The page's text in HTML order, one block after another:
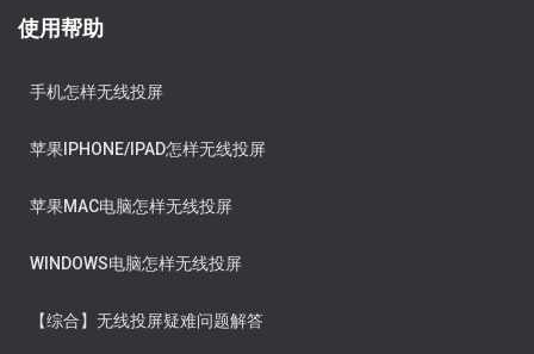
使用帮助
手机怎样无线投屏
苹果IPHONE/IPAD怎样无线投屏
苹果MAC电脑怎样无线投屏
WINDOWS电脑怎样无线投屏
【综合】无线投屏疑难问题解答